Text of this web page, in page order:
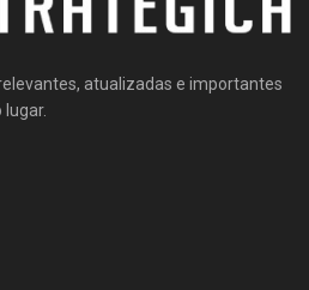
atualizadas e importantes